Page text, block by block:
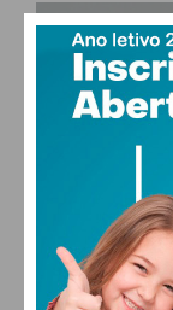
18°
28°
SÁB